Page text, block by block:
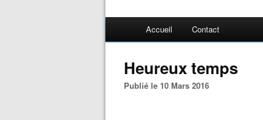
Accueil Contact
Heureux temps
Publié le 10 Mars 2016